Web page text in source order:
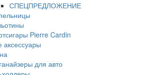
СПЕЦПРЕДЛОЖЕНИЕ
Pierre Cardin
для авто